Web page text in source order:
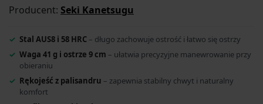
Producent: Seki Kanetsugu
Stal AUS8 i 58 HRC – długo zachowuje ostrość i łatwo się ostrzy
Waga 41 g i ostrze 9 cm – ułatwia precyzyjne manewrowanie przy
obieraniu
Rękojeść z palisandru – zapewnia stabilny chwyt i naturalny
komfort